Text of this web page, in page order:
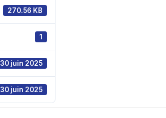
270.56 KB
1
30 juin 2025
30 juin 2025